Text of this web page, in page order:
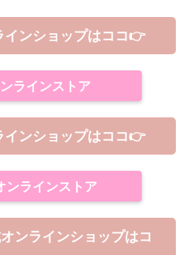
インショップはココ👉
ラインストア
インショップはココ👉
ンラインストア
ンラインショップはコ